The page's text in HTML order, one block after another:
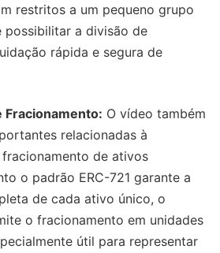
restritos a um pequeno grupo
possibilitar a divisão de
rápida e segura de
Fracionamento: O vídeo também
relacionadas à
de ativos
o padrão ERC-721 garante a
de cada ativo único, o
o fracionamento em unidades
útil para representar